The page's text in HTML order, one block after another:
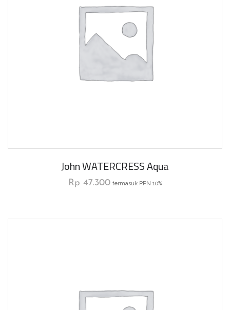
John WATERCRESS Aqua
Rp 47.300 termasuk PPN 10%